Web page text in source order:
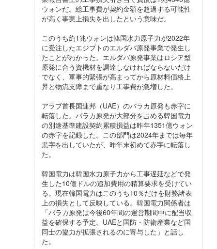
ウォンだ。総工事費が契約金額を超過する可能性
が高く事実上損失を出したという意味だ。
このうち約1兆ウォンは韓国水力原子力が2022年
に受注したエジプトのエルダバ原発事業で発生し
たことがわかった。エルダバ原発事業はロシア型
原発に合う資機材を調達しなければならないだけ
でなく、軍事的緊張が高まってから原材料価格上
昇と物流支障まで重なり工事費が急増した。
アラブ首長国連邦（UAE）のバラカ原発も赤字に
転落した。バラカ原発が大部分を占める韓国電力
の別途基準建設契約累積損益は昨年1351億ウォン
の赤字を記録した。この部門は2024年までは毎年
黒字を出していたが、昨年末初めて赤字に転落し
た。
韓国電力は韓国水力原子力から工事遅延などで発
生した10億ドルの追加費用の精算要求を受けてい
る。現在韓国電力はこのうち10％だけを財務諸表
上の損失として反映している。韓国電力関係者は
「バラカ原発は今後60年間の運営期間中に配当収
益を確保する予定。UAEと国防・防衛産業など国
同士の協力が拡張されるのに寄与した」と話し
た。